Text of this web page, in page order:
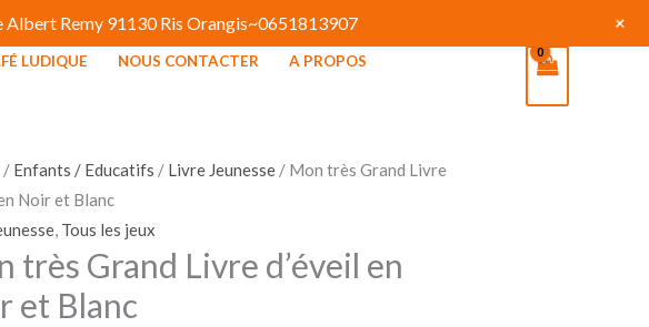
LUDIQUE NOUS CONTACTER
A PROPOS
/ Enfants / Educatifs / Livre Jeunesse / Mon très Grand Livre
Noir et Blanc
, Tous les jeux
très Grand Livre d’éveil en
et Blanc
Remy 91130 Ris Orangis~0651813907 +